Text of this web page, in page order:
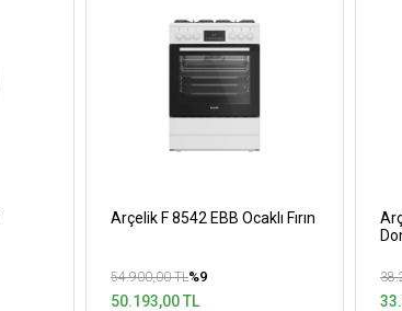
Arçelik F 8542 EBB Ocaklı Fırın
54.900,00 TL%9
50.193,00 TL